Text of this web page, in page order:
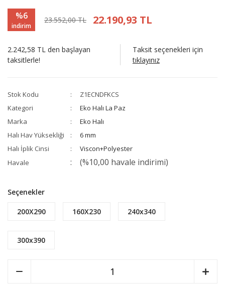
%6
indirim
23.552,00 TL 22.190,93 TL
2.242,58 TL den başlayan
taksitlerle!
Taksit seçenekleri için
tıklayınız
Stok Kodu
Z1ECNDFKCS
Kategori
Eko Halı La Paz
Marka
Eko Halı
Halı Hav Yüksekliği
6 mm
Halı İplik Cinsi
Viscon+Polyester
Havale
(%10,00 havale indirimi)
Seçenekler
200X290 160X230 240x340
300x390